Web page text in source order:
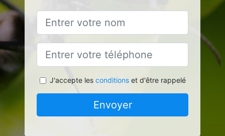
J'accepte les conditionset d'être rappelé
Envoyer